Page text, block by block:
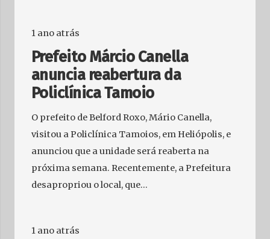
1 ano atrás
Prefeito Márcio Canella
anuncia reabertura da
Policlínica Tamoio
O prefeito de Belford Roxo, Mário Canella,
visitou a Policlínica Tamoios, em Heliópolis, e
anunciou que a unidade será reaberta na
próxima semana. Recentemente, a Prefeitura
desapropriou o local, que…
1 ano atrás